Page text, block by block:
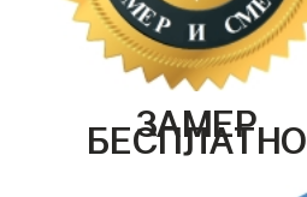
ЗАМЕР
БЕСПЛАТНО